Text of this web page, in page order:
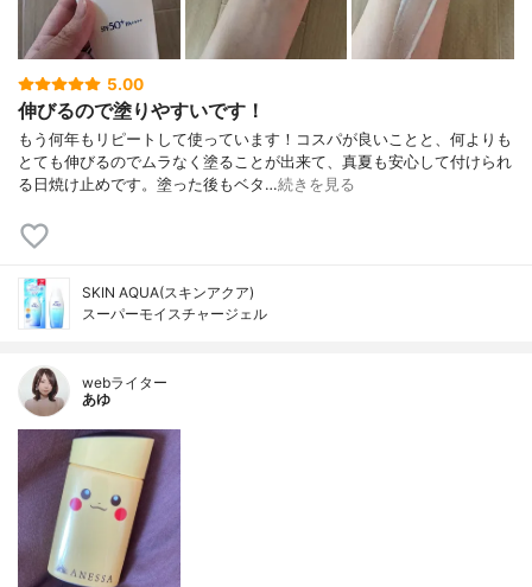
5.00
伸びるので塗りやすいです！
もう何年もリピートして使っています！コスパが良いことと、何よりも
とても伸びるのでムラなく塗ることが出来て、真夏も安心して付けられ
る日焼け止めです。塗った後もベタ…続きを見る
SKIN AQUA(スキンアクア)
スーパーモイスチャージェル
webライター
あゆ